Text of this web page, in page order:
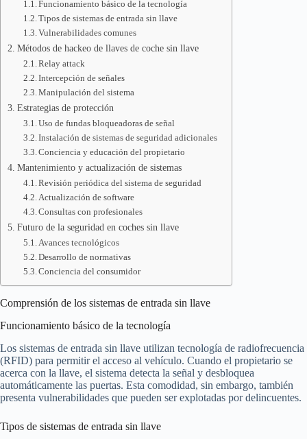
Funcionamiento básico de la tecnología
Tipos de sistemas de entrada sin llave
Vulnerabilidades comunes
Métodos de hackeo de llaves de coche sin llave
Relay attack
Intercepción de señales
Manipulación del sistema
Estrategias de protección
Uso de fundas bloqueadoras de señal
Instalación de sistemas de seguridad adicionales
Conciencia y educación del propietario
Mantenimiento y actualización de sistemas
Revisión periódica del sistema de seguridad
Actualización de software
Consultas con profesionales
Futuro de la seguridad en coches sin llave
Avances tecnológicos
Desarrollo de normativas
Conciencia del consumidor
Comprensión de los sistemas de entrada sin llave
Funcionamiento básico de la tecnología
Los sistemas de entrada sin llave utilizan tecnología de radiofrecuencia
(RFID) para permitir el acceso al vehículo. Cuando el propietario se
acerca con la llave, el sistema detecta la señal y desbloquea
automáticamente las puertas. Esta comodidad, sin embargo, también
presenta vulnerabilidades que pueden ser explotadas por delincuentes.
Tipos de sistemas de entrada sin llave